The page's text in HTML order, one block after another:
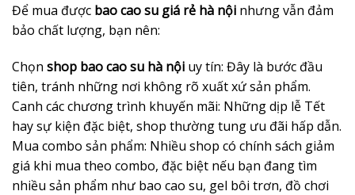
Để mua được bao cao su giá rẻ hà nội nhưng vẫn đảm
bảo chất lượng, bạn nên:
Chọn shop bao cao su hà nội uy tín: Đây là bước đầu
tiên, tránh những nơi không rõ xuất xứ sản phẩm.
Canh các chương trình khuyến mãi: Những dịp lễ Tết
hay sự kiện đặc biệt, shop thường tung ưu đãi hấp dẫn.
Mua combo sản phẩm: Nhiều shop có chính sách giảm
giá khi mua theo combo, đặc biệt nếu bạn đang tìm
nhiều sản phẩm như bao cao su, gel bôi trơn, đồ chơi